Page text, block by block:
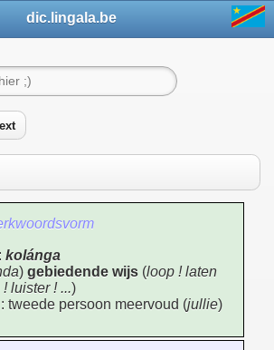
dic.lingala.be
kolánga
) gebiedende wijs (loop ! laten
luister ! ...)
: tweede persoon meervoud (jullie)